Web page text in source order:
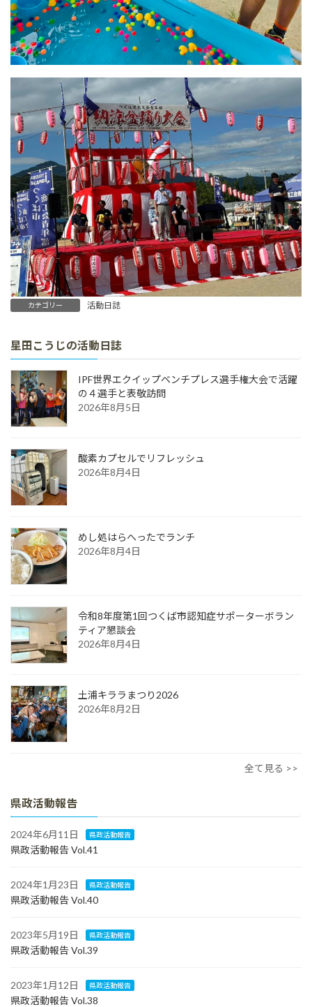
カテゴリー 活動日誌
星田こうじの活動日誌
IPF世界エクイップベンチプレス選手権大会で活躍
の４選手と表敬訪問
2026年8月5日
酸素カプセルでリフレッシュ
2026年8月4日
めし処はらへったでランチ
2026年8月4日
令和8年度第1回つくば市認知症サポーターボラン
ティア懇談会
2026年8月4日
土浦キララまつり2026
2026年8月2日
全て見る >>
県政活動報告
2024年6月11日 県政活動報告
県政活動報告 Vol.41
2024年1月23日 県政活動報告
県政活動報告 Vol.40
2023年5月19日 県政活動報告
県政活動報告 Vol.39
2023年1月12日 県政活動報告
県政活動報告 Vol.38